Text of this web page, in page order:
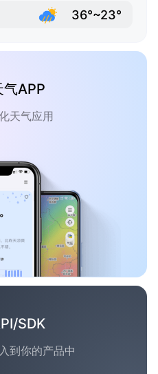
36°~23°
气APP
天气应用
SDK
到你的产品中